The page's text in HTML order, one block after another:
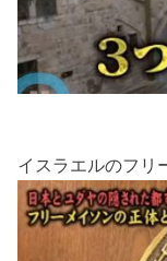
イスラエルのフリ